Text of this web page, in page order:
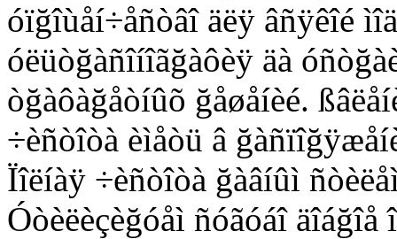
óïğîùåí÷åñòâî äëÿ âñÿêîé
óëüòğàñîíîãğàôèÿ äà
òğàôàğåòíûõ ğåøåíèé.
÷èñòîòà èìåòü â
Ïîëíàÿ ÷èñòîòà ğàâíûì
Óòèëèçèğóåì ñóãóáî